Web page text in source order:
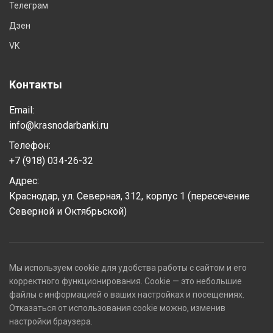
Телеграм
Дзен
VK
Контакты
Email:
info@krasnodarbanki.ru
Телефон:
+7 (918) 034-26-32
Адрес:
Краснодар, ул. Северная, 312, корпус 1 (пересечение
Северной и Октябрьской)
Мы используем cookie для удобства работы с сайтом и его
корректного функционирования. Cookie — это небольшие
файлы с информацией о ваших настройках и посещениях.
Отказаться от использования cookie можно, изменив
настройки браузера.